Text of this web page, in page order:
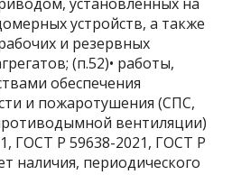
устройств, а также
и резервных
(п.52)• работы,
обеспечения
и пожаротушения (СПС,
вентиляции)
ГОСТ Р 59638-2021, ГОСТ Р
наличия, периодического